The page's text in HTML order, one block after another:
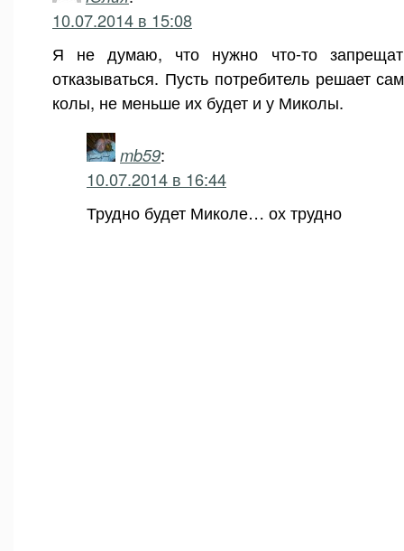
10.07.2014 в 15:08
Я не думаю, что нужно что-то
отказываться. Пусть потребитель решает
колы, не меньше их будет и у Миколы.
mb59:
10.07.2014 в 16:44
Трудно будет Миколе… ох трудно